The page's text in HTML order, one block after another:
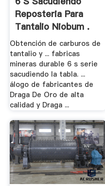
Reposteria Para
Tantalio Niobum .
Obtención de carburos de
tantalio y ... fabricas
mineras durable 6 s serie
sacudiendo la tabla. ...
álogo de fabricantes de
Draga De Oro de alta
calidad y Draga ...